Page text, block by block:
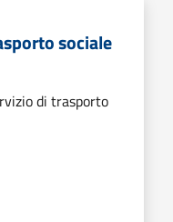
sociale
di trasporto